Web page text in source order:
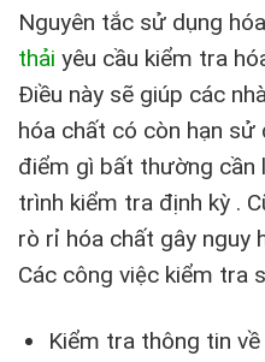
Nguyên tắc sử dụng
thải yêu cầu kiểm tra
Điều này sẽ giúp các
hóa chất có còn hạn sử
điểm gì bất thường cần
trình kiểm tra định kỳ .
rò rỉ hóa chất gây nguy
Các công việc kiểm tra
Kiểm tra thông tin